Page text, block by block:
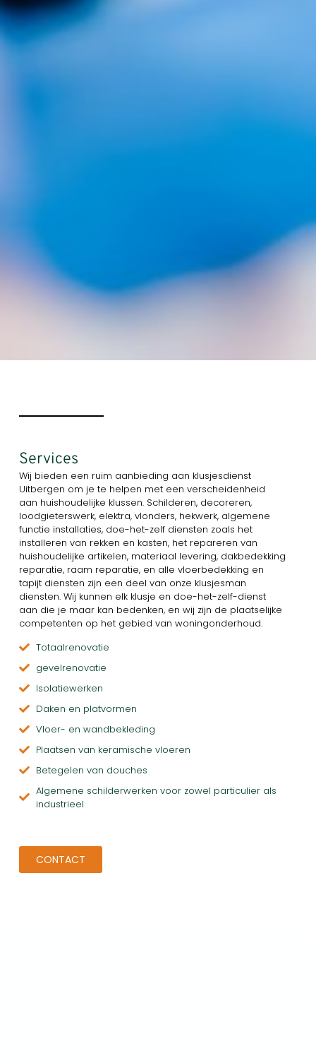
Services
Wij bieden een ruim aanbieding aan klusjesdienst
Uitbergen om je te helpen met een verscheidenheid
aan huishoudelijke klussen. Schilderen, decoreren,
loodgieterswerk, elektra, vlonders, hekwerk, algemene
functie installaties, doe-het-zelf diensten zoals het
installeren van rekken en kasten, het repareren van
huishoudelijke artikelen, materiaal levering, dakbedekking
reparatie, raam reparatie, en alle vloerbedekking en
tapijt diensten zijn een deel van onze klusjesman
diensten. Wij kunnen elk klusje en doe-het-zelf-dienst
aan die je maar kan bedenken, en wij zijn de plaatselijke
competenten op het gebied van woningonderhoud.
Totaalrenovatie
gevelrenovatie
Isolatiewerken
Daken en platvormen
Vloer- en wandbekleding
Plaatsen van keramische vloeren
Betegelen van douches
Algemene schilderwerken voor zowel particulier als
industrieel
CONTACT